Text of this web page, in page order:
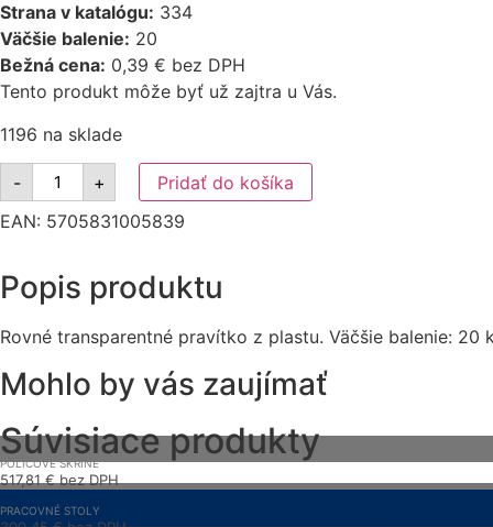
Strana v katalógu: 334
Väčšie balenie: 20
Bežná cena: 0,39 € bez DPH
Tento produkt môže byť už zajtra u Vás.
1196 na sklade
-
množstvo
Pravítko
Q-
CONNECT
+
Pridať do košíka
EAN: 5705831005839
Popis produktu
Rovné transparentné pravítko z plastu. Väčšie balenie: 20
Mohlo by vás zaujímať
Súvisiace produkty
POLICOVÉ SKRINE
517,81€bez DPH
€
PRACOVNÉ STOLY